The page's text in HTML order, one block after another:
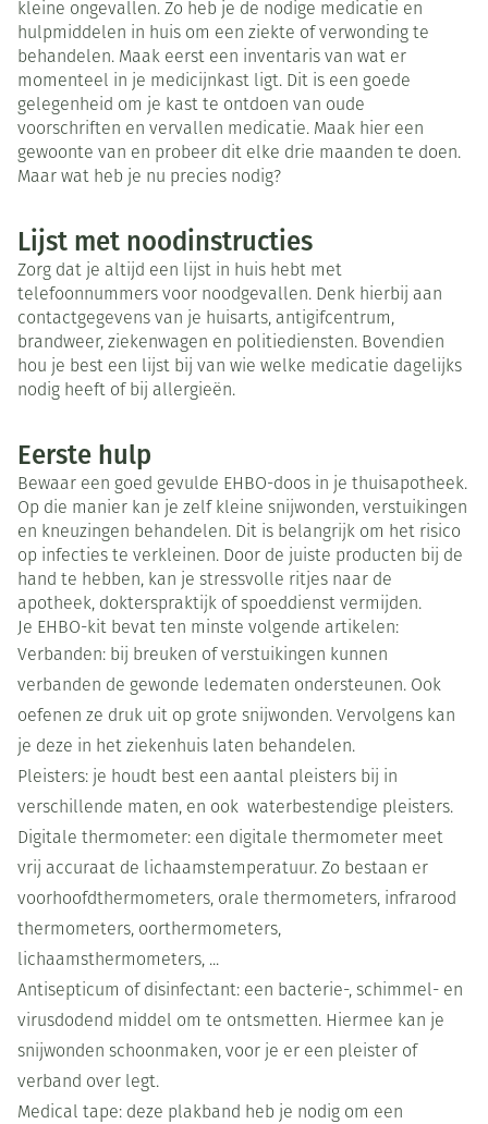
kleine ongevallen. Zo heb je de nodige medicatie en
hulpmiddelen in huis om een ziekte of verwonding te
behandelen. Maak eerst een inventaris van wat er
momenteel in je medicijnkast ligt. Dit is een goede
gelegenheid om je kast te ontdoen van oude
voorschriften en vervallen medicatie. Maak hier een
gewoonte van en probeer dit elke drie maanden te doen.
Maar wat heb je nu precies nodig?
Lijst met noodinstructies
Zorg dat je altijd een lijst in huis hebt met
telefoonnummers voor noodgevallen. Denk hierbij aan
contactgegevens van je huisarts, antigifcentrum,
brandweer, ziekenwagen en politiediensten. Bovendien
hou je best een lijst bij van wie welke medicatie dagelijks
nodig heeft of bij allergieën.
Eerste hulp
Bewaar een goed gevulde EHBO-doos in je thuisapotheek.
Op die manier kan je zelf kleine snijwonden, verstuikingen
en kneuzingen behandelen. Dit is belangrijk om het risico
op infecties te verkleinen. Door de juiste producten bij de
hand te hebben, kan je stressvolle ritjes naar de
apotheek, dokterspraktijk of spoeddienst vermijden.
Je EHBO-kit bevat ten minste volgende artikelen:
Verbanden: bij breuken of verstuikingen kunnen
verbanden de gewonde ledematen ondersteunen. Ook
oefenen ze druk uit op grote snijwonden. Vervolgens kan
je deze in het ziekenhuis laten behandelen.
Pleisters: je houdt best een aantal pleisters bij in
verschillende maten, en ook waterbestendige pleisters.
Digitale thermometer: een digitale thermometer meet
vrij accuraat de lichaamstemperatuur. Zo bestaan er
voorhoofdthermometers, orale thermometers, infrarood
thermometers, oorthermometers,
lichaamsthermometers, ...
Antisepticum of disinfectant: een bacterie-, schimmel- en
virusdodend middel om te ontsmetten. Hiermee kan je
snijwonden schoonmaken, voor je er een pleister of
verband over legt.
Medical tape: deze plakband heb je nodig om een